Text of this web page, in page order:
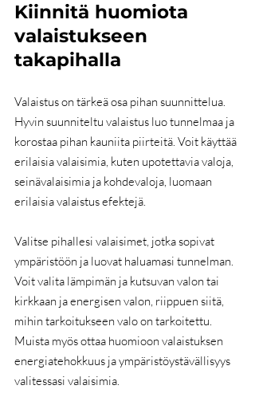
Kiinnitä huomiota
valaistukseen
takapihalla
Valaistus on tärkeä osa pihan suunnittelua.
Hyvin suunniteltu valaistus luo tunnelmaa ja
korostaa pihan kauniita piirteitä. Voit käyttää
erilaisia ​​valaisimia, kuten upotettavia valoja,
seinävalaisimia ja kohdevaloja, luomaan
erilaisia ​​valaistus efektejä.
Valitse pihallesi valaisimet, jotka sopivat
ympäristöön ja luovat haluamasi tunnelman.
Voit valita lämpimän ja kutsuvan valon tai
kirkkaan ja energisen valon, riippuen siitä,
mihin tarkoitukseen valo on tarkoitettu.
Muista myös ottaa huomioon valaistuksen
energiatehokkuus ja ympäristöystävällisyys
valitessasi valaisimia.